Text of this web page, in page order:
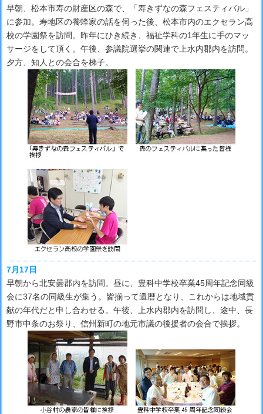
早朝、松本市寿の財産区の森で、「寿きずなの森フェスティバル」
に参加。寿地区の養蜂家の話を伺った後、松本市内のエクセラン高
校の学園祭を訪問。昨年にひき続き、福祉学科の1年生に手のマッ
サージをして頂く。午後、参議院選挙の関連で上水内郡内を訪問。
夕方、知人との会合を梯子。
7月17日
早朝から北安曇郡内を訪問。昼に、豊科中学校卒業45周年記念同級
会に37名の同級生が集う。皆揃って還暦となり、これからは地域貢
献の年代だと申し合わせる。午後、上水内郡内を訪問し、途中、長
野市中条のお祭り、信州新町の地元市議の後援者の会合で挨拶。